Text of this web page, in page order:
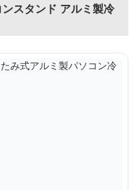
スタンド アルミ製冷